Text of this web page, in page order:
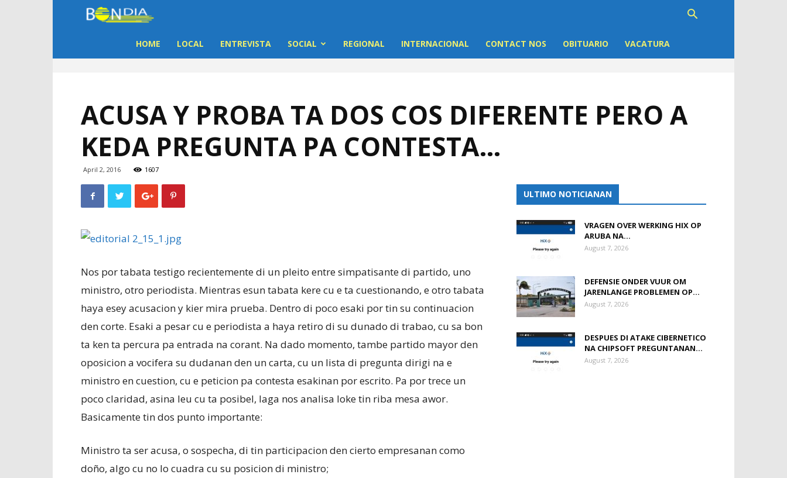
Dia
di
Aruba
HOME LOCAL ENTREVISTA SOCIAL REGIONAL INTERNACIONAL CONTACT NOS OBITUARIO VACATURA
ACUSA Y PROBA TA DOS COS DIFERENTE PERO A
KEDA PREGUNTA PA CONTESTA…
April 2, 2016 1607
Nos por tabata testigo recientemente di un pleito entre simpatisante di partido, uno
ministro, otro periodista. Mientras esun tabata kere cu e ta cuestionando, e otro tabata
haya esey acusacion y kier mira prueba. Dentro di poco esaki por tin su continuacion
den corte. Esaki a pesar cu e periodista a haya retiro di su dunado di trabao, cu sa bon
ta ken ta percura pa entrada na corant. Na dado momento, tambe partido mayor den
oposicion a vocifera su dudanan den un carta, cu un lista di pregunta dirigi na e
ministro en cuestion, cu e peticion pa contesta esakinan por escrito. Pa por trece un
poco claridad, asina leu cu ta posibel, laga nos analisa loke tin riba mesa awor.
Basicamente tin dos punto importante:
Ministro ta ser acusa, o sospecha, di tin participacion den cierto empresanan como
doño, algo cu no lo cuadra cu su posicion di ministro;
ULTIMO NOTICIANAN
VRAGEN OVER WERKING HIX OP
ARUBA NA...
August 7, 2026
DEFENSIE ONDER VUUR OM
JARENLANGE PROBLEMEN OP...
August 7, 2026
DESPUES DI ATAKE CIBERNETICO
NA CHIPSOFT PREGUNTANAN...
August 7, 2026